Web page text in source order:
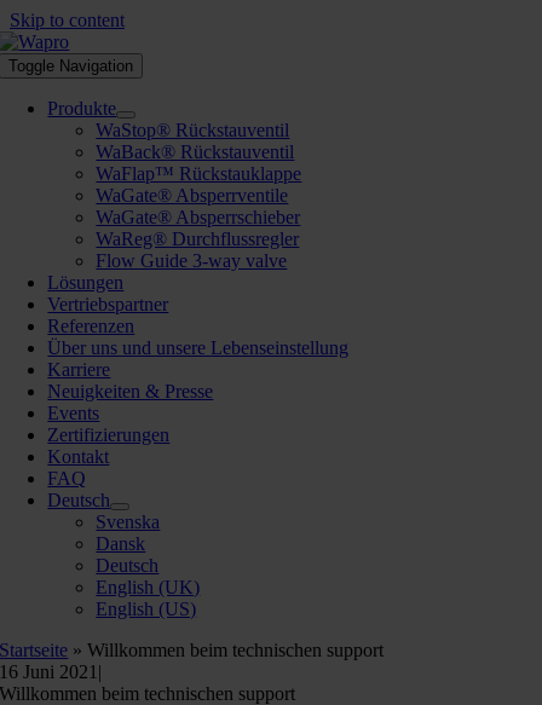
Skip to content
Toggle Navigation
Produkte
WaStop® Rückstauventil
WaBack® Rückstauventil
WaFlap™ Rückstauklappe
WaGate® Absperrventile
WaGate® Absperrschieber
WaReg® Durchflussregler
Flow Guide 3-way valve
Lösungen
Vertriebspartner
Referenzen
Über uns und unsere Lebenseinstellung
Karriere
Neuigkeiten & Presse
Events
Zertifizierungen
Kontakt
FAQ
Deutsch
Svenska
Dansk
Deutsch
English (UK)
English (US)
Startseite »Willkommen beim technischen support
16 Juni 2021 |
Willkommen beim technischen support